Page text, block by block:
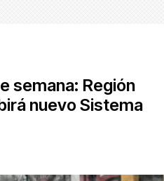
semana: Región
nuevo Sistema